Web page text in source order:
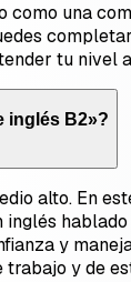
como una
tu nivel
inglés B2»?
alto. En
inglés
y
trabajo y de